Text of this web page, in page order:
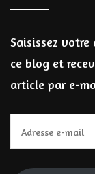
Saisissez votre
ce blog et
article par e-
e-
mail